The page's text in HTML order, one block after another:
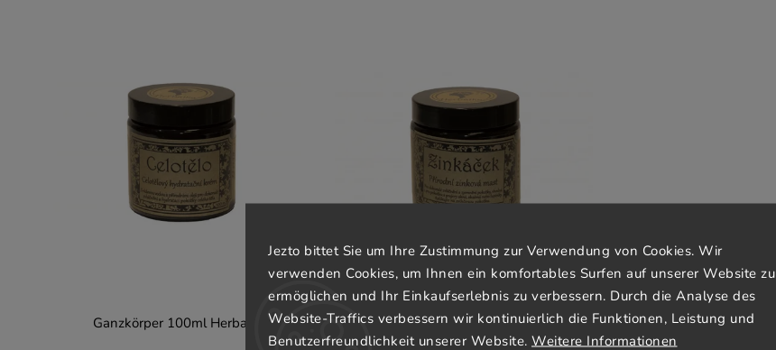
Jezto bittet Sie um Ihre Zustimmung zur Verwendung von Cookies. Wir
verwenden Cookies, um Ihnen ein komfortables Surfen auf unserer Website zu
ermöglichen und Ihr Einkaufserlebnis zu verbessern. Durch die Analyse des
Website-Traffics verbessern wir kontinuierlich die Funktionen, Leistung und
Benutzerfreundlichkeit unserer Website. Weitere Informationen
Ganzkörper 100ml Herbalka Zink 100ml Herbalka